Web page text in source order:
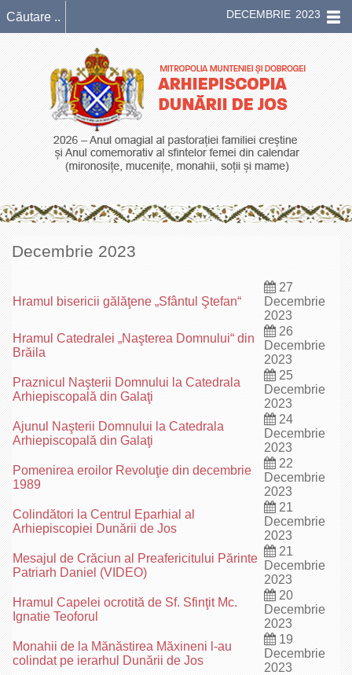
DECEMBRIE 2023
Decembrie 2023
Hramul bisericii gălăţene „Sfântul Ştefan“
27
Decembrie
2023
Hramul Catedralei „Naşterea Domnului“ din
Brăila
26
Decembrie
2023
Praznicul Naşterii Domnului la Catedrala
Arhiepiscopală din Galaţi
25
Decembrie
2023
Ajunul Naşterii Domnului la Catedrala
Arhiepiscopală din Galaţi
24
Decembrie
2023
Pomenirea eroilor Revoluţie din decembrie
1989
22
Decembrie
2023
Colindători la Centrul Eparhial al
Arhiepiscopiei Dunării de Jos
21
Decembrie
2023
Mesajul de Crăciun al Preafericitului Părinte
Patriarh Daniel (VIDEO)
21
Decembrie
2023
Hramul Capelei ocrotită de Sf. Sfinţit Mc.
Ignatie Teoforul
20
Decembrie
2023
Monahii de la Mănăstirea Măxineni l-au
colindat pe ierarhul Dunării de Jos
19
Decembrie
2023